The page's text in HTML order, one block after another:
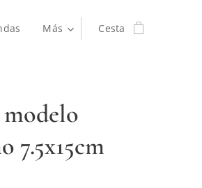
Más Cesta
7.5x15cm